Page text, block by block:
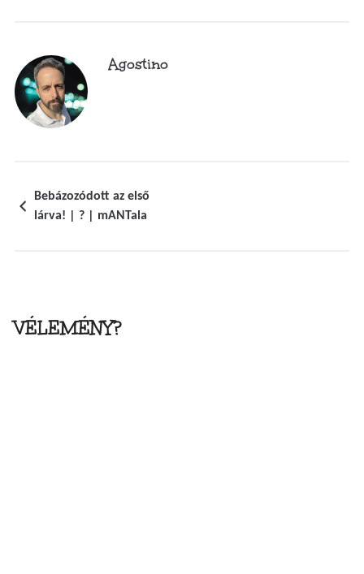
Agostino
Bebázozódott az első
lárva! | ? | mANTala
VÉLEMÉNY?